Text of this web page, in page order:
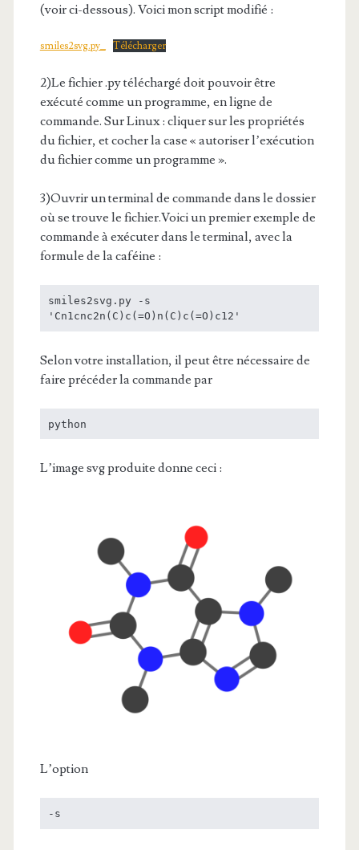
(voir ci-dessous). Voici mon script modifié :
smiles2svg.py_ Télécharger
2)Le fichier .py téléchargé doit pouvoir être
exécuté comme un programme, en ligne de
commande. Sur Linux : cliquer sur les propriétés
du fichier, et cocher la case « autoriser l’exécution
du fichier comme un programme ».
3)Ouvrir un terminal de commande dans le dossier
où se trouve le fichier.Voici un premier exemple de
commande à exécuter dans le terminal, avec la
formule de la caféine :
smiles2svg.py -s
'Cn1cnc2n(C)c(=O)n(C)c(=O)c12'
Selon votre installation, il peut être nécessaire de
faire précéder la commande par
python
L’image svg produite donne ceci :
L’option
-s